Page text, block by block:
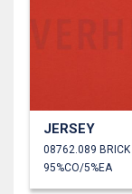
JERSEY
08762.089 BRICK
95%CO/5%EA